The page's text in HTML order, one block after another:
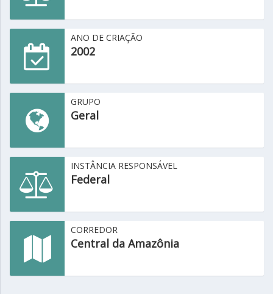
ANO DE CRIAÇÃO
2002
GRUPO
Geral
INSTÂNCIA RESPONSÁVEL
Federal
CORREDOR
Central da Amazônia